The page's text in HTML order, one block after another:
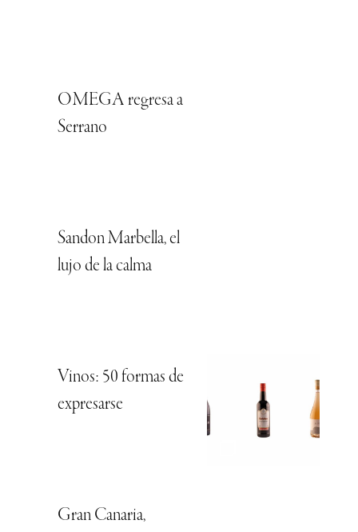
OMEGA regresa a
Serrano
Sandon Marbella, el
lujo de la calma
Vinos: 50 formas de
expresarse
Gran Canaria,